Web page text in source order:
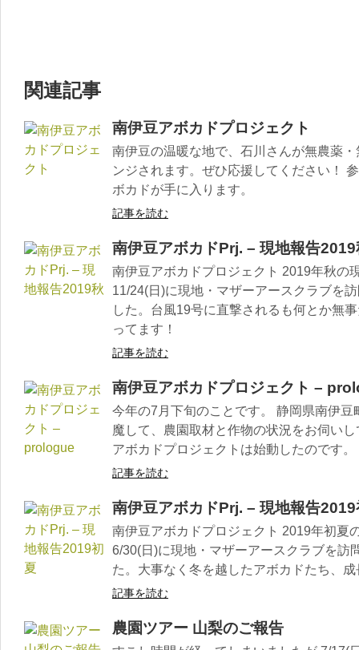
関連記事
南伊豆アボカドプロジェクト
南伊豆の温暖な地で、石川さんが無農薬
ンジされます。ぜひ応援してください！
ボカドが手に入ります。
記事を読む
南伊豆アボカドPrj. – 現地報告2019
南伊豆アボカドプロジェクト 2019年秋の
11/24(日)に現地・マザーアースクラブを
した。台風19号に直撃されるも何とか無
ってます！
記事を読む
南伊豆アボカドプロジェクト –
今年の7月下旬のことです。 静岡県南伊
魔して、農園取材と作物の状況をお伺い
アボカドプロジェクトは始動したのです。
記事を読む
南伊豆アボカドPrj. – 現地報告2019
南伊豆アボカドプロジェクト 2019年初夏
6/30(日)に現地・マザーアースクラブを訪
た。大事なく冬を越したアボカドたち、
記事を読む
農園ツアー 山梨のご報告